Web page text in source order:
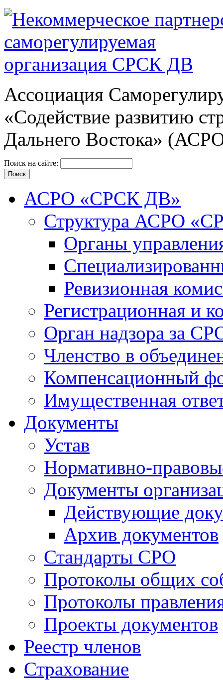
Ассоциация
«Содействие развитию
Дальнего Востока»
Поиск на сайте:
АСРО «СРСК ДВ»
Структура АСРО
Органы
Ревизионная
Регистрационная и
Орган надзора за
Членство в
Компенсационный
Имущественная
Документы
Устав
Нормативно-
Документы
Действующие
Архив документов
Стандарты СРО
Протоколы общих
Протоколы
Проекты документов
Реестр членов
Страхование